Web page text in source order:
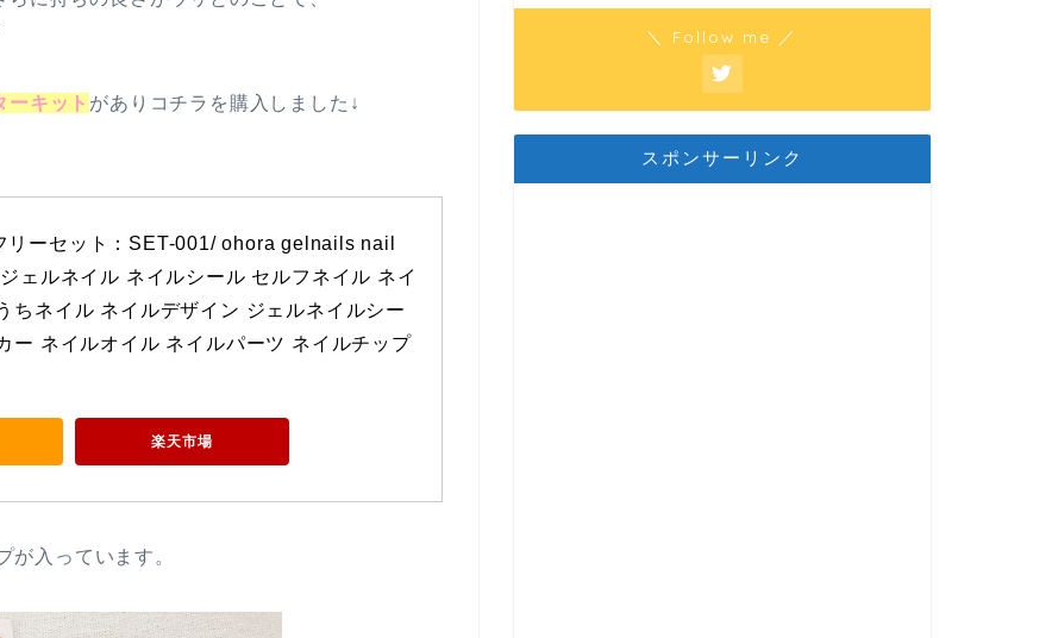
ーキット がありコチラを購入しました↓
リーセット：SET-001/ ohora gelnails nail
ェルネイル ネイルシール セルフネイル ネイ
ちネイル ネイルデザイン ジェルネイルシー
ー ネイルオイル ネイルパーツ ネイルチップ
楽天市場
入っています。
＼ Follow me ／
スポンサーリンク